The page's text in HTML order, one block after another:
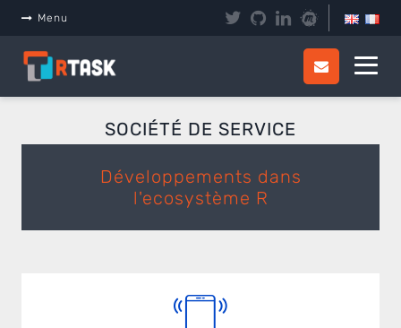
Menu
SOCIÉTÉ DE SERVICE
Développements dans
l'ecosystème R
Panneau de gestion des cookies